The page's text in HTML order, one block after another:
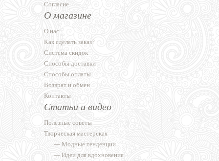
Согласие
О магазине
О нас
Как сделать заказ?
Система скидок
Способы доставки
Способы оплаты
Возврат и обмен
Контакты
Статьи и видео
Полезные советы
Творческая мастерская
— Модные тенденции
— Идеи для вдохновения